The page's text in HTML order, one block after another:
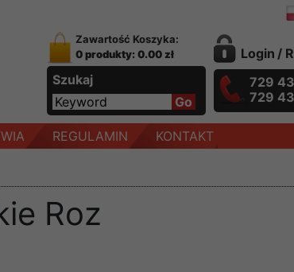
Zawartość Koszyka:
0 produkty: 0.00 zł
Szukaj
Login /
729
729
REGULAMIN KONTAKT
Roz